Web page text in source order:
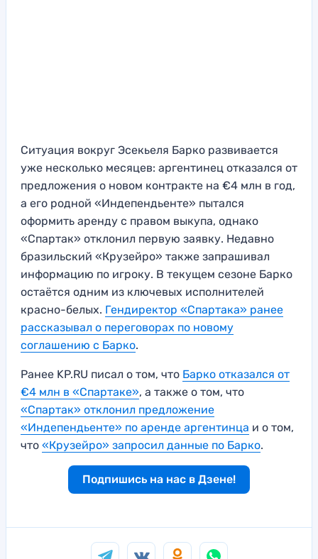
Ситуация вокруг Эсекьеля Барко развивается
уже несколько месяцев: аргентинец отказался от
предложения о новом контракте на €4 млн в год,
а его родной «Индепендьенте» пытался
оформить аренду с правом выкупа, однако
«Спартак» отклонил первую заявку. Недавно
бразильский «Крузейро» также запрашивал
информацию по игроку. В текущем сезоне Барко
остаётся одним из ключевых исполнителей
красно-белых. Гендиректор «Спартака» ранее
рассказывал о переговорах по новому
соглашению с Барко.
Ранее KP.RU писал о том, что Барко отказался от
€4 млн в «Спартаке», а также о том, что
«Спартак» отклонил предложение
«Индепендьенте» по аренде аргентинца и о том,
что «Крузейро» запросил данные по Барко.
Подпишись на нас в Дзене!